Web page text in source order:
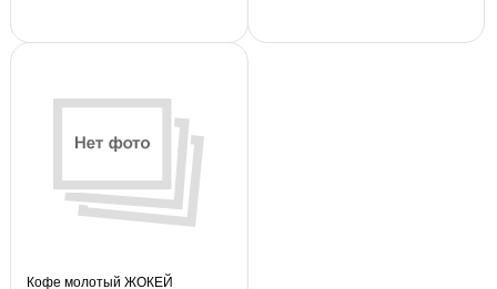
Кофе молотый ЖОКЕЙ